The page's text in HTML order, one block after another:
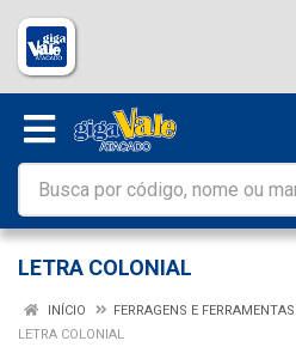
LETRA COLONIAL
INÍCIO
FERRAGENS E FERRAMENTAS
LETRA COLONIAL